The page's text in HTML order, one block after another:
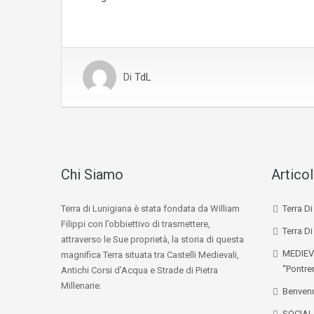
Di TdL
Chi Siamo
Terra di Lunigiana è stata fondata da William
Filippi con l’obbiettivo di trasmettere,
attraverso le Sue proprietà, la storia di questa
magnifica Terra situata tra Castelli Medievali,
Antichi Corsi d’Acqua e Strade di Pietra
Millenarie.
Terra
Terra